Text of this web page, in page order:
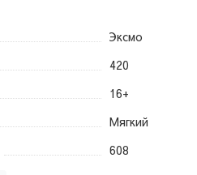
Эксмо
420
16+
Мягкий
608